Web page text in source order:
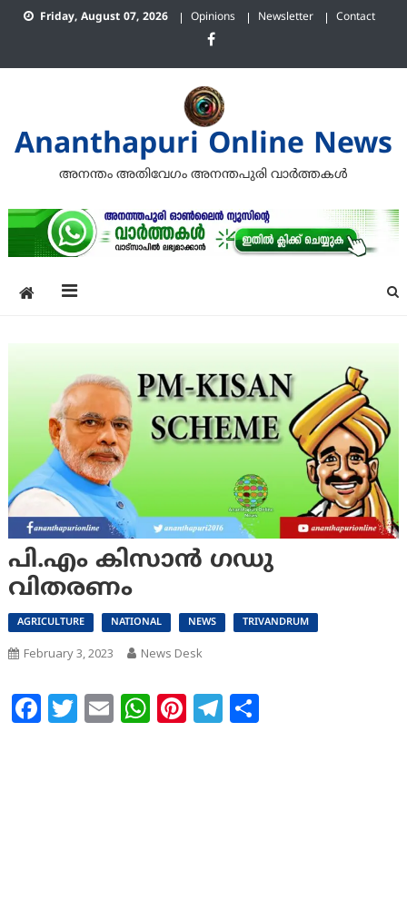
Skip
Friday, August 07, 2026 Opinions Newsletter Contact
Ananthapuri Online News
അനന്തം അതിവേഗം അനന്തപുരി വാര്‍ത്തകള്‍
പി.എം കിസാൻ ഗഡു
വിതരണം
AGRICULTURE NATIONAL NEWS TRIVANDRUM
February 3, 2023 News Desk
Facebook
Twitter
EmailWhatsApp
Pinterest
Telegram
Share